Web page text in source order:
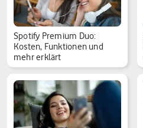
Spotify Premium Duo:
Kosten, Funktionen und
mehr erklärt